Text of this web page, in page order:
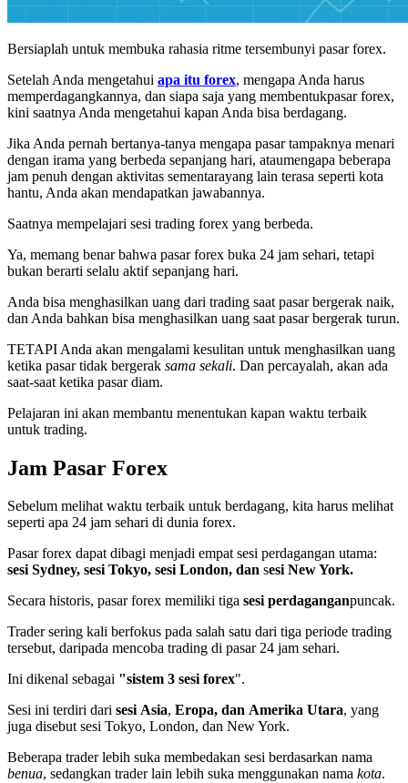
Bersiaplah untuk membuka rahasia ritme tersembunyi pasar forex.
Setelah Anda mengetahui apa itu forex, mengapa Anda harus
memperdagangkannya, dan siapa saja yang membentukpasar forex,
kini saatnya Anda mengetahui kapan Anda bisa berdagang.
Jika Anda pernah bertanya-tanya mengapa pasar tampaknya menari
dengan irama yang berbeda sepanjang hari, ataumengapa beberapa
jam penuh dengan aktivitas sementarayang lain terasa seperti kota
hantu, Anda akan mendapatkan jawabannya.
Saatnya mempelajari sesi trading forex yang berbeda.
Ya, memang benar bahwa pasar forex buka 24 jam sehari, tetapi
bukan berarti selalu aktif sepanjang hari.
Anda bisa menghasilkan uang dari trading saat pasar bergerak naik,
dan Anda bahkan bisa menghasilkan uang saat pasar bergerak turun.
TETAPI Anda akan mengalami kesulitan untuk menghasilkan uang
ketika pasar tidak bergerak sama sekali. Dan percayalah, akan ada
saat-saat ketika pasar diam.
Pelajaran ini akan membantu menentukan kapan waktu terbaik
untuk trading.
Jam Pasar Forex
Sebelum melihat waktu terbaik untuk berdagang, kita harus melihat
seperti apa 24 jam sehari di dunia forex.
Pasar forex dapat dibagi menjadi empat sesi perdagangan utama:
sesi Sydney, sesi Tokyo, sesi London, dan sesi New York.
Secara historis, pasar forex memiliki tiga sesi perdaganganpuncak.
Trader sering kali berfokus pada salah satu dari tiga periode trading
tersebut, daripada mencoba trading di pasar 24 jam sehari.
Ini dikenal sebagai "sistem 3 sesi forex".
Sesi ini terdiri dari sesi Asia, Eropa, dan Amerika Utara, yang
juga disebut sesi Tokyo, London, dan New York.
Beberapa trader lebih suka membedakan sesi berdasarkan nama
benua, sedangkan trader lain lebih suka menggunakan nama kota.